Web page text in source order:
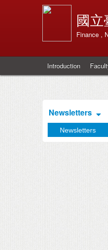
國立
Finance ,
Introduction
Newsletters
Newsletters